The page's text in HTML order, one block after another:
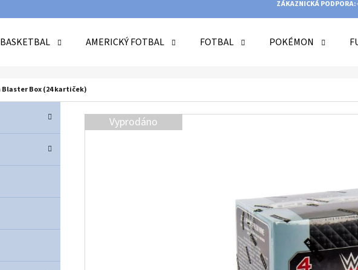
ZÁKAZNICKÁ PODPORA:
BASKETBAL AMERICKÝ FOTBAL FOTBAL POKÉMON
Blaster Box (24 kartiček)
Vyprodáno